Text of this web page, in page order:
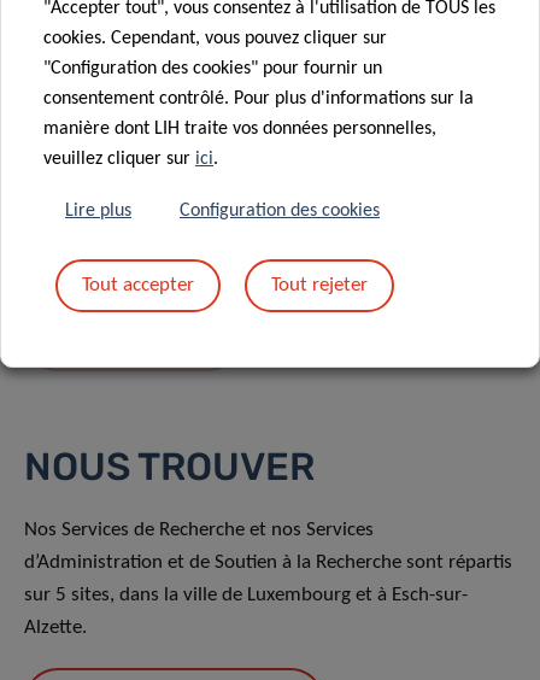
En envoyant votre message, vous acceptez
NOUS TROUVER
Nos Services de Recherche et nos Services
d’Administration et de Soutien à la Recherche sont répartis
sur 5 sites, dans la ville de Luxembourg et à Esch-sur-
Alzette.
"Accepter tout", vous consentez à l'utilisation de TOUS les
cookies. Cependant, vous pouvez cliquer sur
"Configuration des cookies" pour fournir un
consentement contrôlé. Pour plus d'informations sur la
manière dont LIH traite vos données personnelles,
veuillez cliquer sur ici.
Lire plus Configuration des cookies
Tout accepter Tout rejeter